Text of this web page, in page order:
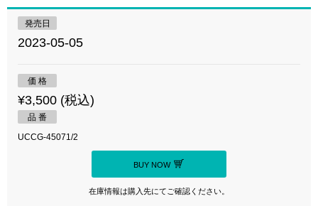
発売日
2023-05-05
価 格
¥3,500 (税込)
品 番
UCCG-45071/2
BUY NOW
在庫情報は購入先にてご確認ください。